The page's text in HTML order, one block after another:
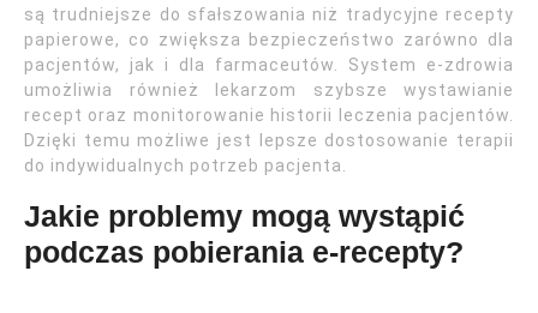
są trudniejsze do sfałszowania niż tradycyjne recepty
papierowe, co zwiększa bezpieczeństwo zarówno dla
pacjentów, jak i dla farmaceutów. System e-zdrowia
umożliwia również lekarzom szybsze wystawianie
recept oraz monitorowanie historii leczenia pacjentów.
Dzięki temu możliwe jest lepsze dostosowanie terapii
do indywidualnych potrzeb pacjenta.
Jakie problemy mogą wystąpić
podczas pobierania e-recepty?